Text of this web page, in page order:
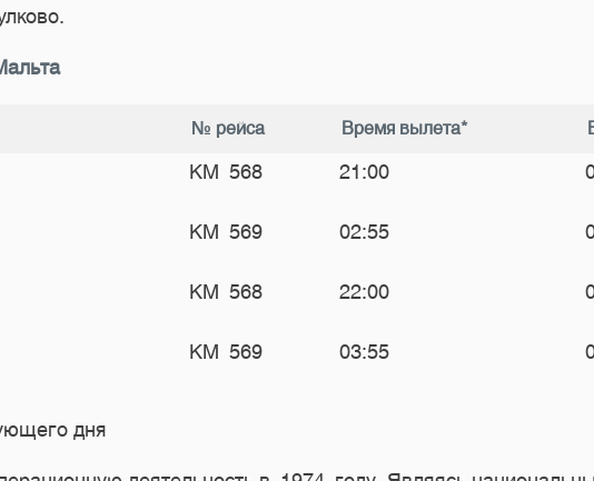
№ рейса Время вылета*
KM 568 21:00
KM 569 02:55
KM 568 22:00
KM 569 03:55
дня